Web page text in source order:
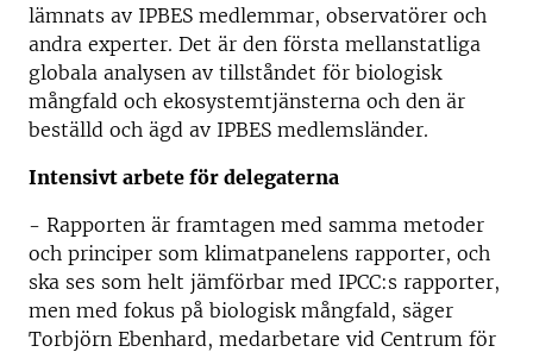
lämnats av IPBES medlemmar, observatörer och
andra experter. Det är den första mellanstatliga
globala analysen av tillståndet för biologisk
mångfald och ekosystemtjänsterna och den är
beställd och ägd av IPBES medlemsländer.
Intensivt arbete för delegaterna
- Rapporten är framtagen med samma metoder
och principer som klimatpanelens rapporter, och
ska ses som helt jämförbar med IPCC:s rapporter,
men med fokus på biologisk mångfald, säger
Torbjörn Ebenhard, medarbetare vid Centrum för